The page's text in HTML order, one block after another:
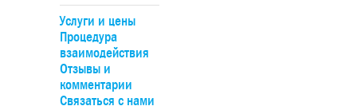
Услуги и цены
Процедура
взаимодействия
Отзывы и
комментарии
Связаться с нами